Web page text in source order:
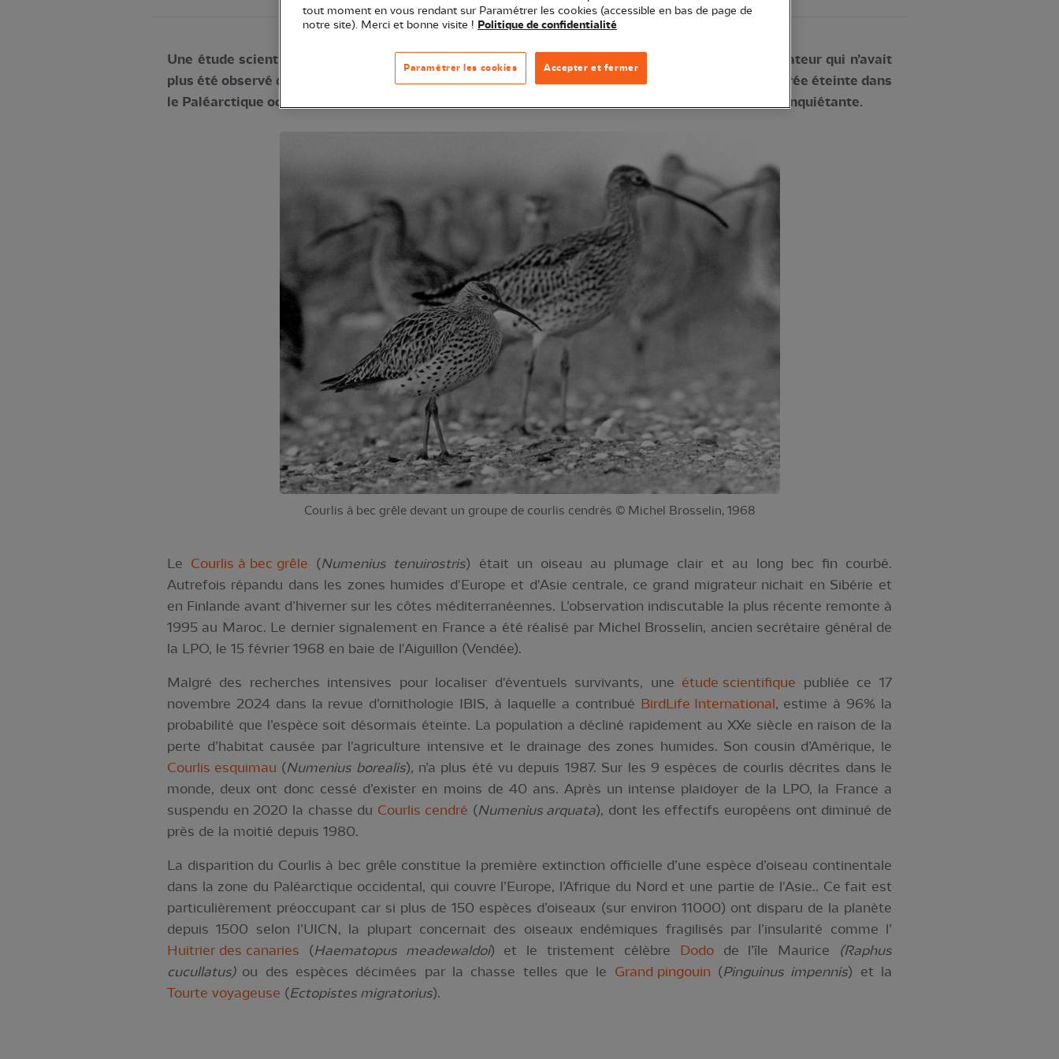
Une étude scientifique vient de confirmer la disparition du Courlis à bec grêle, un limicole migrateur qui n’avait
plus été observé depuis plus de 25 ans. Jamais une espèce continentale d’oiseau n’avait été déclarée éteinte dans
le Paléarctique occidental depuis l’existence des suivis naturalistes. Une première extrêmement inquiétante.
Courlis à bec grêle devant un groupe de courlis cendrés © Michel Brosselin, 1968
Le Courlis à bec grêle (Numenius tenuirostris) était un oiseau au plumage clair et au long bec fin courbé.
Autrefois répandu dans les zones humides d'Europe et d'Asie centrale, ce grand migrateur nichait en Sibérie et
en Finlande avant d’hiverner sur les côtes méditerranéennes. L’observation indiscutable la plus récente remonte à
1995 au Maroc. Le dernier signalement en France a été réalisé par Michel Brosselin, ancien secrétaire général de
la LPO, le 15 février 1968 en baie de l'Aiguillon (Vendée).
Malgré des recherches intensives pour localiser d'éventuels survivants, une étude scientifique publiée ce 17
novembre 2024 dans la revue d’ornithologie IBIS, à laquelle a contribué BirdLife International, estime à 96% la
probabilité que l’espèce soit désormais éteinte. La population a décliné rapidement au XXe siècle en raison de la
perte d’habitat causée par l'agriculture intensive et le drainage des zones humides. Son cousin d’Amérique, le
Courlis esquimau (Numenius borealis), n’a plus été vu depuis 1987. Sur les 9 espèces de courlis décrites dans le
monde, deux ont donc cessé d’exister en moins de 40 ans. Après un intense plaidoyer de la LPO, la France a
suspendu en 2020 la chasse du Courlis cendré (Numenius arquata), dont les effectifs européens ont diminué de
près de la moitié depuis 1980.
La disparition du Courlis à bec grêle constitue la première extinction officielle d’une espèce d’oiseau continentale
dans la zone du Paléarctique occidental, qui couvre l’Europe, l’Afrique du Nord et une partie de l'Asie.. Ce fait est
particulièrement préoccupant car si plus de 150 espèces d’oiseaux (sur environ 11000) ont disparu de la planète
depuis 1500 selon l’UICN, la plupart concernait des oiseaux endémiques fragilisés par l’insularité comme l’
Huitrier des canaries (Haematopus meadewaldoi) et le tristement célèbre Dodode l’île Maurice (Raphus
cucullatus) ou des espèces décimées par la chasse telles que le Grand pingouin (Pinguinus impennis) et la
Tourte voyageuse (Ectopistes migratorius).
tout moment en vous rendant sur Paramétrer les cookies (accessible en bas de page de
notre site). Merci et bonne visite ! Politique de confidentialité
Accepter et fermer
Paramétrer les cookies